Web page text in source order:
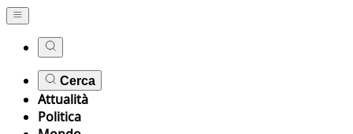
Cerca
Attualità
Politica